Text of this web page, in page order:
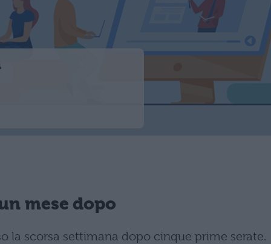
mese dopo
la scorsa settimana dopo cinque prime serate.